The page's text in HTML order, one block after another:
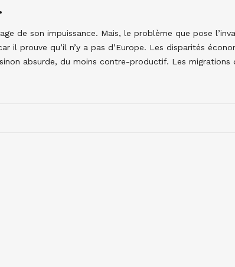
de son impuissance. Mais, le problème que pose
il prouve qu’il n’y a pas d’Europe. Les disparités
absurde, du moins contre-productif. Les migrations